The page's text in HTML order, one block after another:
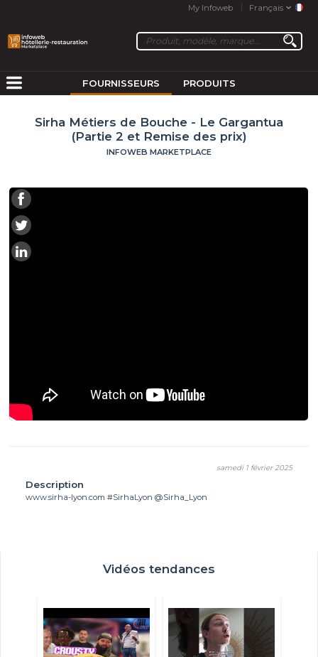
My Infoweb Français
FOURNISSEURS PRODUITS
Sirha Métiers de Bouche - Le Gargantua
(Partie 2 et Remise des prix)
INFOWEB MARKETPLACE
samedi 1 février 2025
Description
www.sirha-lyon.com #SirhaLyon @Sirha_Lyon
Vidéos tendances